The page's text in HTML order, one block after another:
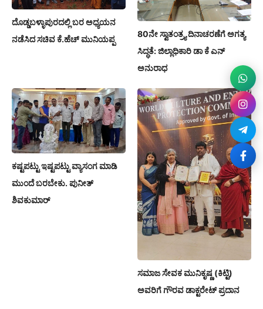
ದೊಡ್ಡಬಳ್ಳಾಪುರದಲ್ಲಿ ಬರ ಅಧ್ಯಯನ
ನಡೆಸಿದ ಸಚಿವ ಕೆ.ಹೆಚ್ ಮುನಿಯಪ್ಪ
80ನೇ ಸ್ವಾತಂತ್ರ್ಯ ದಿನಾಚರಣೆಗೆ ಅಗತ್ಯ
ಸಿದ್ಧತೆ: ಜಿಲ್ಲಾಧಿಕಾರಿ ಡಾ ಕೆ ಎನ್
ಅನುರಾಧ
ಕಷ್ಟಪಟ್ಟು ಇಷ್ಟಪಟ್ಟು ವ್ಯಾಸಂಗ ಮಾಡಿ
ಮುಂದೆ ಬರಬೇಕು. ಪುನೀತ್
ಶಿವಕುಮಾರ್
ಸಮಾಜ ಸೇವಕ ಮುನಿಕೃಷ್ಣ (ಕಿಟ್ಟಿ)
ಅವರಿಗೆ ಗೌರವ ಡಾಕ್ಟರೇಟ್ ಪ್ರದಾನ